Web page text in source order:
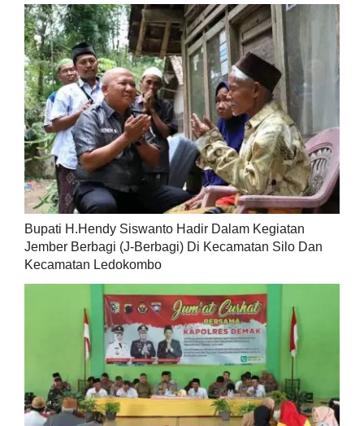
Bupati H.Hendy Siswanto Hadir Dalam Kegiatan
Jember Berbagi (J-Berbagi) Di Kecamatan Silo Dan
Kecamatan Ledokombo